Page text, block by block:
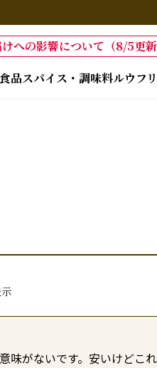
への影響について（8/5更新
品スパイス・調味料ルウフ
味がないです。安いけどこ